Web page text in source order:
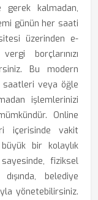
gerek kalmadan,
günün her saati
üzerinden e-
borçlarınızı
Bu modern
saatleri veya öğle
işlemlerinizi
Online
içerisinde vakit
bir kolaylık
fiziksel
belediye
yönetebilirsiniz.